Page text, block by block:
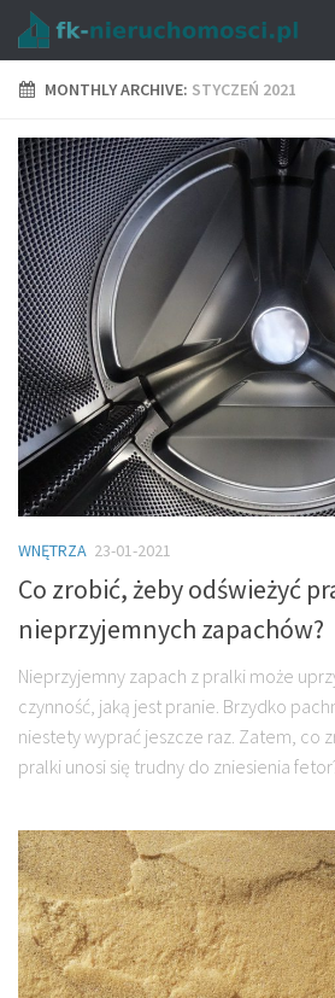
MONTHLY ARCHIVE: STYCZEŃ 2021
WNĘTRZA 23-01-2021
Co zrobić, żeby odświeżyć
nieprzyjemnych zapachów?
Nieprzyjemny zapach z pralki może
czynność, jaką jest pranie. Brzydko
niestety wyprać jeszcze raz. Zatem, co
pralki unosi się trudny do zniesienia